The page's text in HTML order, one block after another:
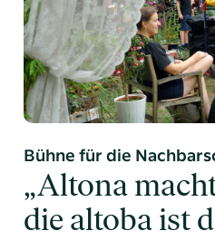
Bühne für die
„Altona
die altoba ist